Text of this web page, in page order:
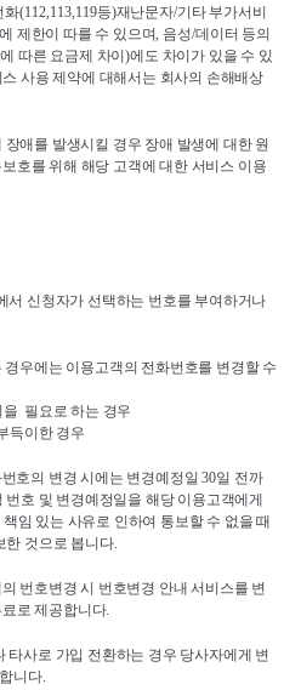
화(112,113,119등)재난문자/기타 부가서비
제한이 따를 수 있으며, 음성/데이터 등의
따른 요금제 차이)에도 차이가 있을 수 있
사용 제약에 대해서는 회사의 손해배상
애를 발생시킬 경우 장애 발생에 대한 원
호를 위해 해당 고객에 대한 서비스 이용
서 신청자가 선택하는 번호를 부여하거나
경우에는 이용고객의 전화번호를 변경할 수
필요로 하는 경우
득이한 경우
호의 변경 시에는 변경예정일 30일 전까
번호 및 변경예정일을 해당 이용고객에게
임 있는 사유로 인하여 통보할 수 없을 때
한 것으로 봅니다.
번호변경 시 번호변경 안내 서비스를 변
로 제공합니다.
타사로 가입 전환하는 경우 당사자에게 변
니다.